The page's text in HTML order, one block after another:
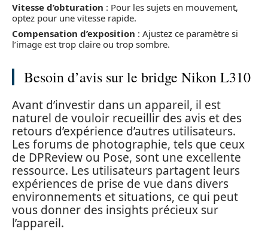
Vitesse d’obturation : Pour les sujets en mouvement,
optez pour une vitesse rapide.
Compensation d’exposition : Ajustez ce paramètre si
l’image est trop claire ou trop sombre.
Besoin d’avis sur le bridge Nikon L310
Avant d’investir dans un appareil, il est
naturel de vouloir recueillir des avis et des
retours d’expérience d’autres utilisateurs.
Les forums de photographie, tels que ceux
de DPReview ou Pose, sont une excellente
ressource. Les utilisateurs partagent leurs
expériences de prise de vue dans divers
environnements et situations, ce qui peut
vous donner des insights précieux sur
l’appareil.